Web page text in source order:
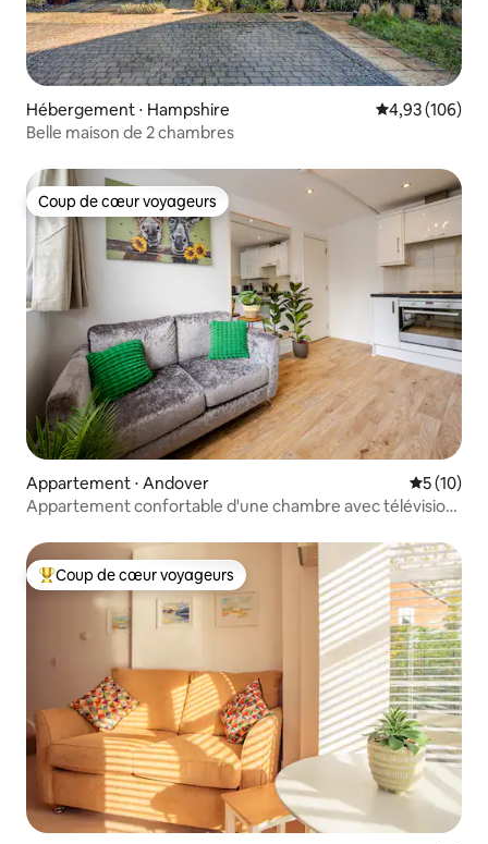
Hébergement ⋅ Hampshire Évaluation
4,93 (106)
Belle maison de 2 chambres
Coup de cœur voyageurs
Coup de cœur voyageurs
Appartement ⋅ Andover
5 (10)
Appartement confortable d'une chambre avec télévision
Coups de cœur voyageurs les plus appréciés
Coup de cœur voyageurs